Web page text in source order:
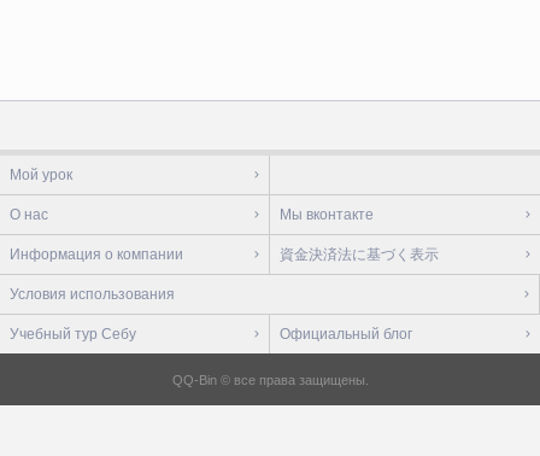
Мой урок
О нас Мы вконтакте
Информация о компании 資金決済法に基づく表示
Условия использования
Учебный тур Себу Официальный блог
QQ-Bin © все права защищены.